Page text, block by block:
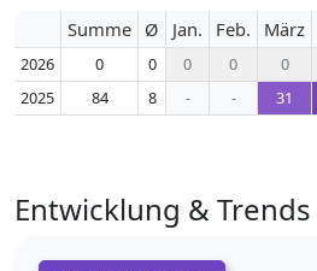
Summe Ø Jan. Feb. März
2026 0 0 0 0 0
2025
84 8 - - 31
Entwicklung & Trends